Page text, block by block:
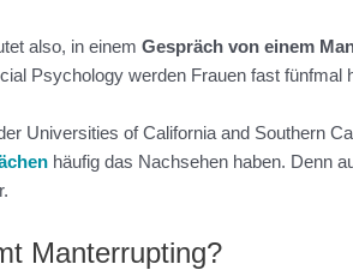
also, in einem Gespräch von einem
Psychology werden Frauen fast
Universities of California and Southern
häufig das Nachsehen haben. Denn
Manterrupting?